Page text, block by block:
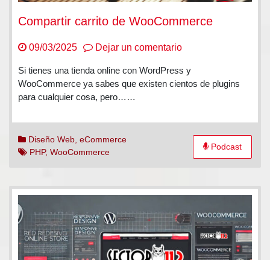
Compartir carrito de WooCommerce
09/03/2025 Dejar un comentarioen
carrito
de
Si tienes una tienda online con WordPress y
WooCommerce ya sabes que existen cientos de plugins
para cualquier cosa, pero……
Diseño Web eCommerce
PHP, WooCommerce
Podcast